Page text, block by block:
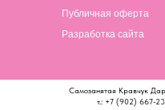
Публичная оферта
Разработка сайта
Самозанятая Кравчук
т.: +7 (902) 667-